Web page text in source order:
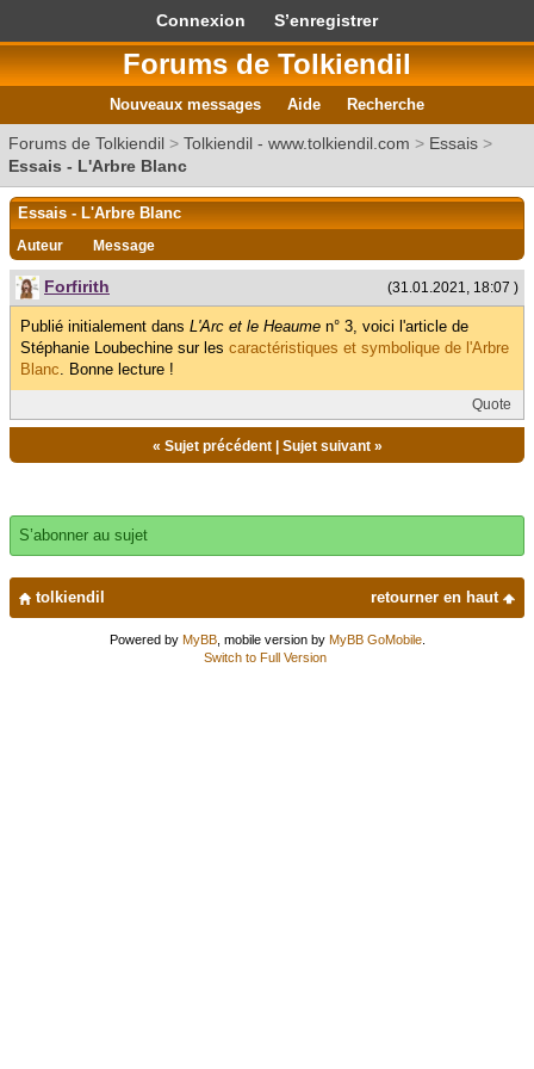
Connexion S’enregistrer
Forums de Tolkiendil
Nouveaux messages Aide Recherche
Forums de Tolkiendil > Tolkiendil - www.tolkiendil.com > Essais >
Essais - L'Arbre Blanc
Essais - L'Arbre Blanc
Auteur Message
(31.01.2021, 18:07 )
Forfirith
Publié initialement dans L'Arc et le Heaume n° 3, voici l'article de
Stéphanie Loubechine sur les caractéristiques et symbolique de l'Arbre
Blanc. Bonne lecture !
Quote
« Sujet précédent| Sujet suivant»
S’abonner au sujet
retourner en haut
tolkiendil
Powered by MyBB, mobile version by MyBB GoMobile.
Switch to Full Version